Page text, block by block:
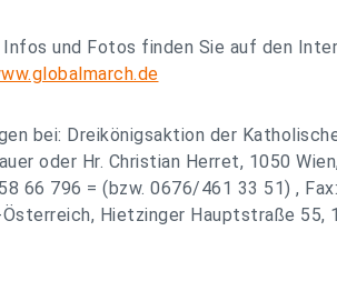
und Fotos finden Sie auf den
bei: Dreikönigsaktion der
oder Hr. Christian Herret, 1050
66 796 = (bzw. 0676/461 33 51) ,
Österreich, Hietzinger Hauptstraße 55,